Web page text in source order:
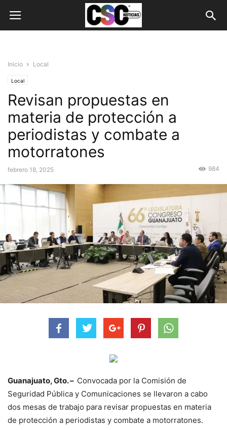
Inicio Local
Local
Revisan propuestas en
materia de protección a
periodistas y combate a
motorratones
febrero 18, 2025 984
Guanajuato, Gto. – Convocada por la Comisión de
Seguridad Pública y Comunicaciones se llevaron a cabo
dos mesas de trabajo para revisar propuestas en materia
de protección a periodistas y combate a motorratones.